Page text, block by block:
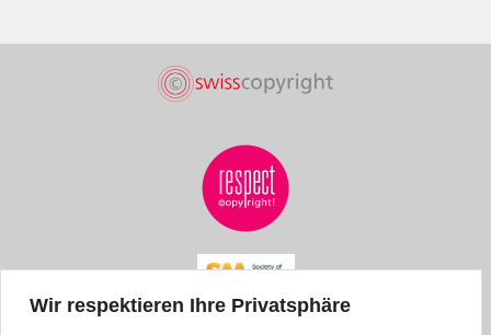
Wir respektieren Ihre Privatsphäre